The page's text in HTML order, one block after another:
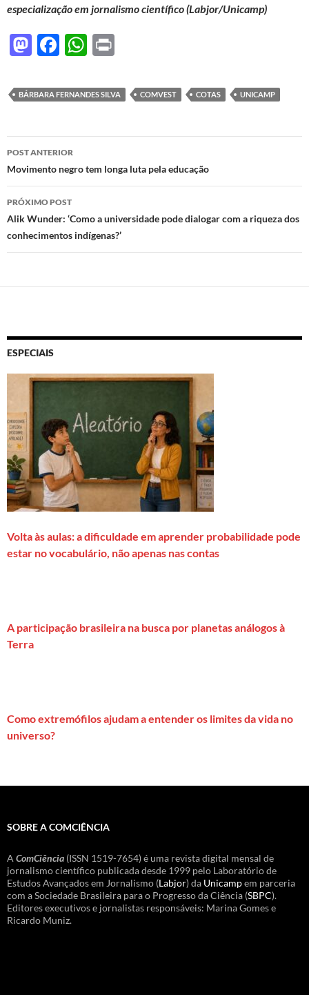
especialização em jornalismo científico (Labjor/Unicamp)
M
to
o
n
F
e
o
o
k
W
at
A
p
nt
BÁRBARA FERNANDES SILVA COMVEST COTAS UNICAMP
Navegação
de
posts
POST ANTERIOR
Movimento negro tem longa luta pela educação
PRÓXIMO POST
Alik Wunder: ‘Como a universidade pode dialogar com a riqueza dos
conhecimentos indígenas?’
ESPECIAIS
Volta às aulas: a dificuldade em aprender probabilidade pode
estar no vocabulário, não apenas nas contas
A participação brasileira na busca por planetas análogos à
Terra
Como extremófilos ajudam a entender os limites da vida no
universo?
SOBRE A COMCIÊNCIA
A ComCiência (ISSN 1519-7654) é uma revista digital mensal de
jornalismo científico publicada desde 1999 pelo Laboratório de
Estudos Avançados em Jornalismo (Labjor) da Unicampem parceria
com a Sociedade Brasileira para o Progresso da Ciência (SBPC).
Editores executivos e jornalistas responsáveis: Marina Gomes e
Ricardo Muniz.